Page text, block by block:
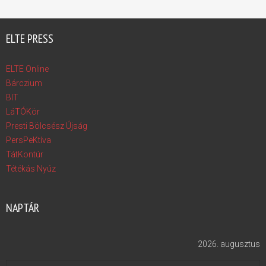
ELTE PRESS
ELTE Online
Bárczium
BIT
LáTÓKör
Presti Bölcsész Újság
PersPeKtíva
TátKontúr
Tétékás Nyúz
NAPTÁR
2026. augusztus